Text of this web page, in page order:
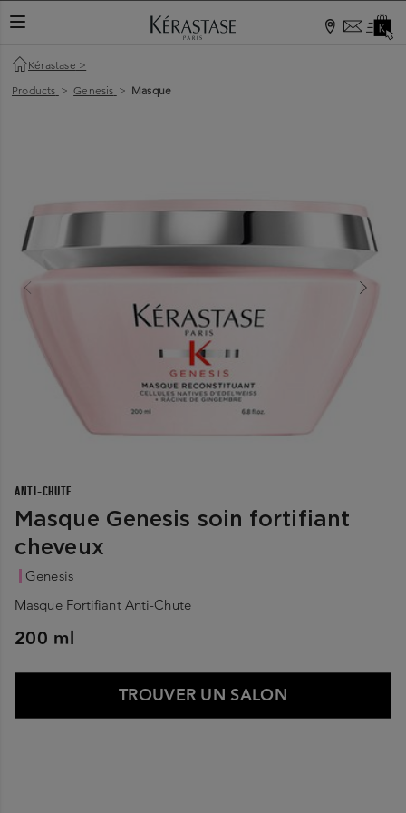
TOGGLE NAVIGATION
Kérastase >
Products > Genesis > Masque
ANTI-CHUTE​
Masque Genesis soin fortifiant
cheveux
Genesis
Masque Fortifiant Anti-Chute
200 ml
TROUVER UN SALON